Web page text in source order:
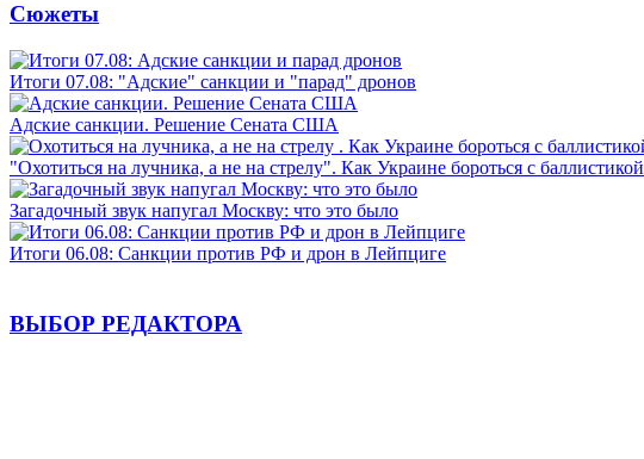
Сюжеты
Итоги 07.08: "Адские" санкции и "парад" дронов
Адские санкции. Решение Сената США
"Охотиться на лучника, а не на стрелу". Как Украине бороться с баллистикой
Загадочный звук напугал Москву: что это было
Итоги 06.08: Санкции против РФ и дрон в Лейпциге
ВЫБОР РЕДАКТОРА